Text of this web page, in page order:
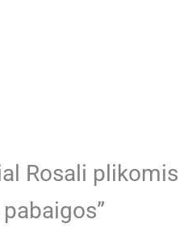
Rosali plikomis